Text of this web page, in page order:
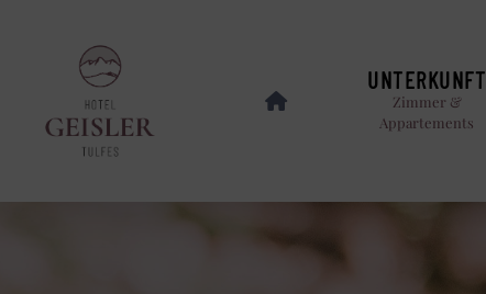
UNTERKUNFT
Zimmer &
Appartements